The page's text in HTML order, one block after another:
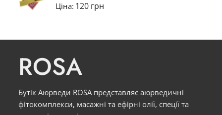
Ціна: 120 грн
ROSA
Бутік Аюрведи ROSA представляє аюрведичні
фітокомплекси, масажні та ефірні олії, спеції та